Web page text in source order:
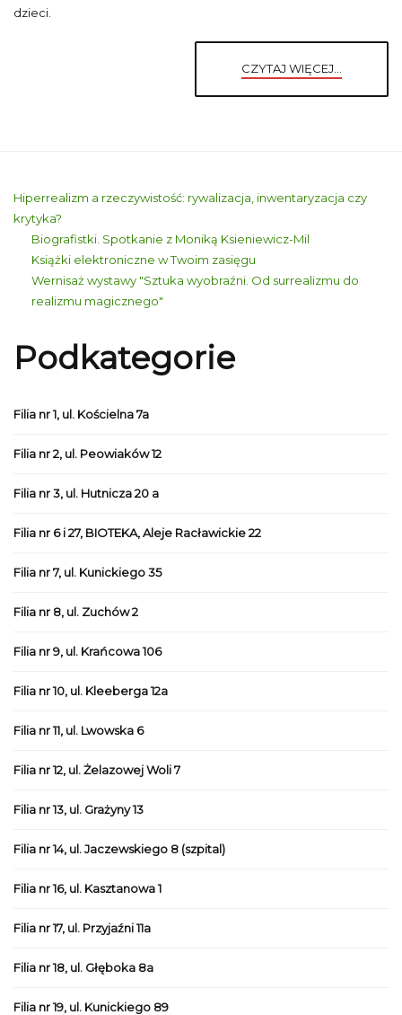
dzieci.
CZYTAJ WIĘCEJ...
Hiperrealizm a rzeczywistość: rywalizacja, inwentaryzacja czy
krytyka?
Biografistki. Spotkanie z Moniką Ksieniewicz-Mil
Książki elektroniczne w Twoim zasięgu
Wernisaż wystawy "Sztuka wyobraźni. Od surrealizmu do
realizmu magicznego"
Podkategorie
Filia nr 1, ul. Kościelna 7a
Filia nr 2, ul. Peowiaków 12
Filia nr 3, ul. Hutnicza 20 a
Filia nr 6 i 27, BIOTEKA, Aleje Racławickie 22
Filia nr 7, ul. Kunickiego 35
Filia nr 8, ul. Zuchów 2
Filia nr 9, ul. Krańcowa 106
Filia nr 10, ul. Kleeberga 12a
Filia nr 11, ul. Lwowska 6
Filia nr 12, ul. Żelazowej Woli 7
Filia nr 13, ul. Grażyny 13
Filia nr 14, ul. Jaczewskiego 8 (szpital)
Filia nr 16, ul. Kasztanowa 1
Filia nr 17, ul. Przyjaźni 11a
Filia nr 18, ul. Głęboka 8a
Filia nr 19, ul. Kunickiego 89